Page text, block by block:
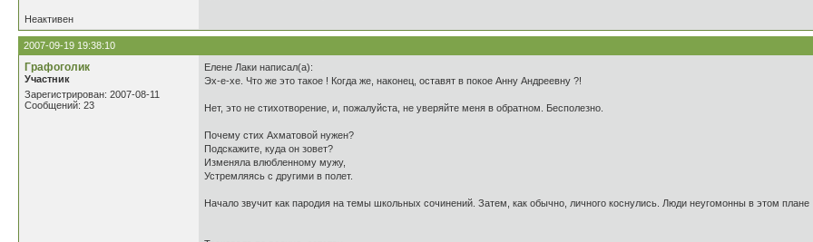
Неактивен
2007-09-19 19:38:10
Графоголик
Участник
Зарегистрирован: 2007-08-11
Сообщений: 23
Елене Лаки написал(а):
Эх-е-хе. Что же это такое ! Когда же, наконец, оставят в покое Анну Андреевну ?!
Нет, это не стихотворение, и, пожалуйста, не уверяйте меня в обратном. Бесполезно.
Почему стих Ахматовой нужен?
Подскажите, куда он зовет?
Изменяла влюбленному мужу,
Устремляясь с другими в полет.
Начало звучит как пародия на темы школьных сочинений. Затем, как обычно, личного коснулись. Люди неугомонны в этом плане